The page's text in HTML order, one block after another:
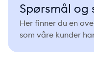
Spørsmål og
Her finner du en
som våre kunder